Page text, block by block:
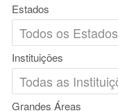
Estados
Instituições
Grandes Áreas